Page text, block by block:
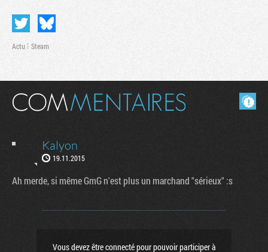
Actu Steam
Masquer les commentaires lus.
Kalyon
19.11.2015
Ah merde, si même GmG n'est plus un marchand "sérieux" :s
Vous devez être connecté pour pouvoir participer à